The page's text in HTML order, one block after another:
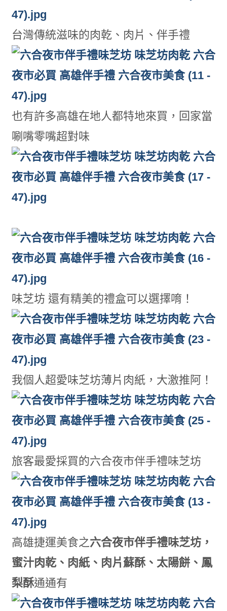
台灣傳統滋味的肉乾、肉片、伴手禮
也有許多高雄在地人都特地來買，回家當
唰嘴零嘴超對味
味芝坊 還有精美的禮盒可以選擇唷！
我個人超愛味芝坊薄片肉紙，大激推阿！
旅客最愛採買的六合夜市伴手禮味芝坊
高雄捷運美食之六合夜市伴手禮味芝坊，
蜜汁肉乾、肉紙、肉片蘇酥、太陽餅、鳳
梨酥通通有